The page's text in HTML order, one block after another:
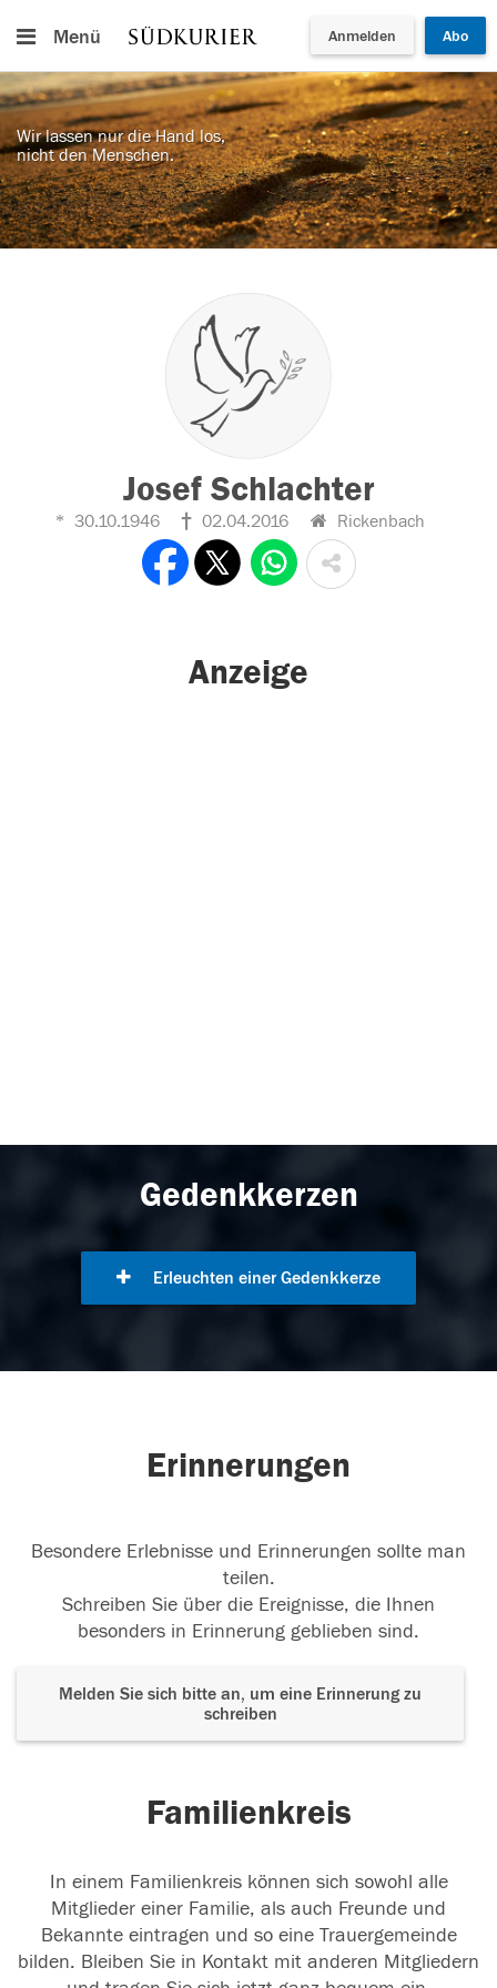
Menü Anmelden Abo
Wir lassen nur die Hand los,
nicht den Menschen.
Josef Schlachter
30.10.1946 02.04.2016 Rickenbach
Anzeige
Gedenkkerzen
Erleuchten einer Gedenkkerze
Erinnerungen
Besondere Erlebnisse und Erinnerungen sollte man
teilen.
Schreiben Sie über die Ereignisse, die Ihnen
besonders in Erinnerung geblieben sind.
Melden Sie sich bitte an, um eine Erinnerung zu
schreiben
Familienkreis
In einem Familienkreis können sich sowohl alle
Mitglieder einer Familie, als auch Freunde und
Bekannte eintragen und so eine Trauergemeinde
bilden. Bleiben Sie in Kontakt mit anderen Mitgliedern